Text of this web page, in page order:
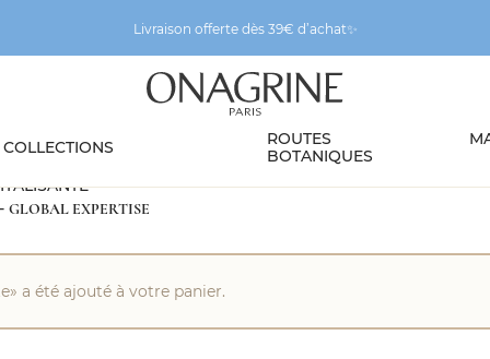
Livraison offerte dès 39€ d’achat✨
COLLECTIONS
ROUTES
BOTANIQUES
/ Essence Botanique Revitalisante
a été ajouté à votre panier.
GLOBAL EXPERTISE